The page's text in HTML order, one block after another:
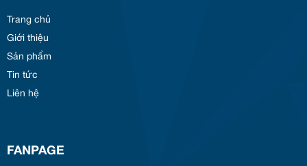
Trang chủ
Giới thiệu
Sản phẩm
Tin tức
Liên hệ
FANPAGE